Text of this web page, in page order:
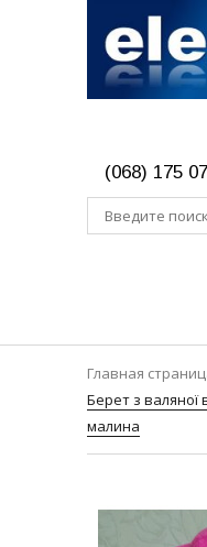
(068) 175
Главная
Берет з
малина